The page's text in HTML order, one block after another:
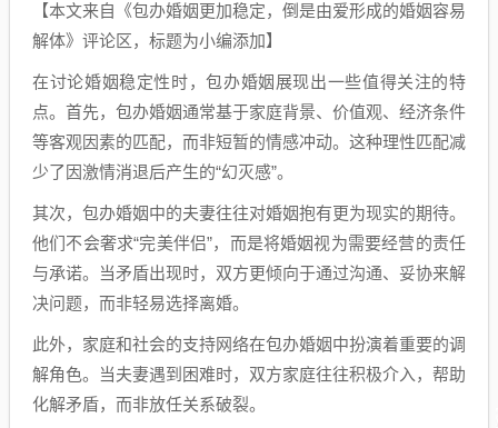
【本文来自《包办婚姻更加稳定，倒是由爱形成的婚姻容易
解体》评论区，标题为小编添加】
在讨论婚姻稳定性时，包办婚姻展现出一些值得关注的特
点。首先，包办婚姻通常基于家庭背景、价值观、经济条件
等客观因素的匹配，而非短暂的情感冲动。这种理性匹配减
少了因激情消退后产生的“幻灭感”。
其次，包办婚姻中的夫妻往往对婚姻抱有更为现实的期待。
他们不会奢求“完美伴侣”，而是将婚姻视为需要经营的责任
与承诺。当矛盾出现时，双方更倾向于通过沟通、妥协来解
决问题，而非轻易选择离婚。
此外，家庭和社会的支持网络在包办婚姻中扮演着重要的调
解角色。当夫妻遇到困难时，双方家庭往往积极介入，帮助
化解矛盾，而非放任关系破裂。